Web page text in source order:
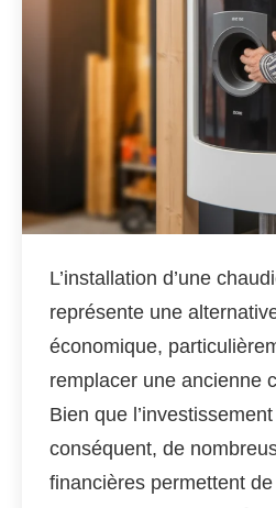
L’installation d’une
représente une
économique,
remplacer une ancienne
Bien que
conséquent, de
financières permettent